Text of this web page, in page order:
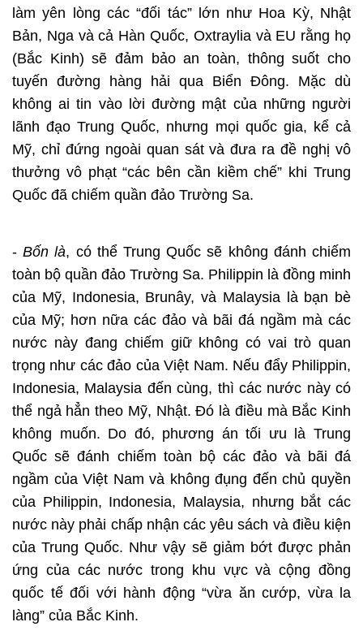
làm yên lòng các “đối tác” lớn như Hoa Kỳ, Nhật
Bản, Nga và cả Hàn Quốc, Oxtraylia và EU rằng họ
(Bắc Kinh) sẽ đảm bảo an toàn, thông suốt cho
tuyến đường hàng hải qua Biển Đông. Mặc dù
không ai tin vào lời đường mật của những người
lãnh đạo Trung Quốc, nhưng mọi quốc gia, kể cả
Mỹ, chỉ đứng ngoài quan sát và đưa ra đề nghị vô
thưởng vô phạt “các bên cần kiềm chế” khi Trung
Quốc đã chiếm quần đảo Trường Sa.
-Bốn là, có thể Trung Quốc sẽ không đánh chiếm
toàn bộ quần đảo Trường Sa. Philippin là đồng minh
của Mỹ, Indonesia, Brunây, và Malaysia là bạn bè
của Mỹ; hơn nữa các đảo và bãi đá ngầm mà các
nước này đang chiếm giữ không có vai trò quan
trọng như các đảo của Việt Nam. Nếu đẩy Philippin,
Indonesia, Malaysia đến cùng, thì các nước này có
thể ngả hẳn theo Mỹ, Nhật. Đó là điều mà Bắc Kinh
không muốn. Do đó, phương án tối ưu là Trung
Quốc sẽ đánh chiếm toàn bộ các đảo và bãi đá
ngầm của Việt Nam và không đụng đến chủ quyền
của Philippin, Indonesia, Malaysia, nhưng bắt các
nước này phải chấp nhận các yêu sách và điều kiện
của Trung Quốc. Như vậy sẽ giảm bớt được phản
ứng của các nước trong khu vực và cộng đồng
quốc tế đối với hành động “vừa ăn cướp, vừa la
làng” của Bắc Kinh.